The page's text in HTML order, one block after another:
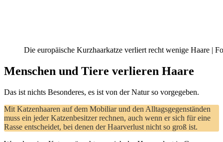
Die europäische Kurzhaarkatze verliert recht wenige Haare |
Menschen und Tiere verlieren Haare
Das ist nichts Besonderes, es ist von der Natur so vorgegeben.
Mit Katzenhaaren auf dem Mobiliar und den Alltagsgegenständen
muss ein jeder Katzenbesitzer rechnen, auch wenn er sich für eine
Rasse entscheidet, bei denen der Haarverlust nicht so groß ist.